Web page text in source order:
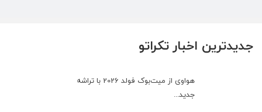
جدیدترین اخبار تکراتو
هواوی از میت‌بوک فولد 2026 با تراشه
جدید...